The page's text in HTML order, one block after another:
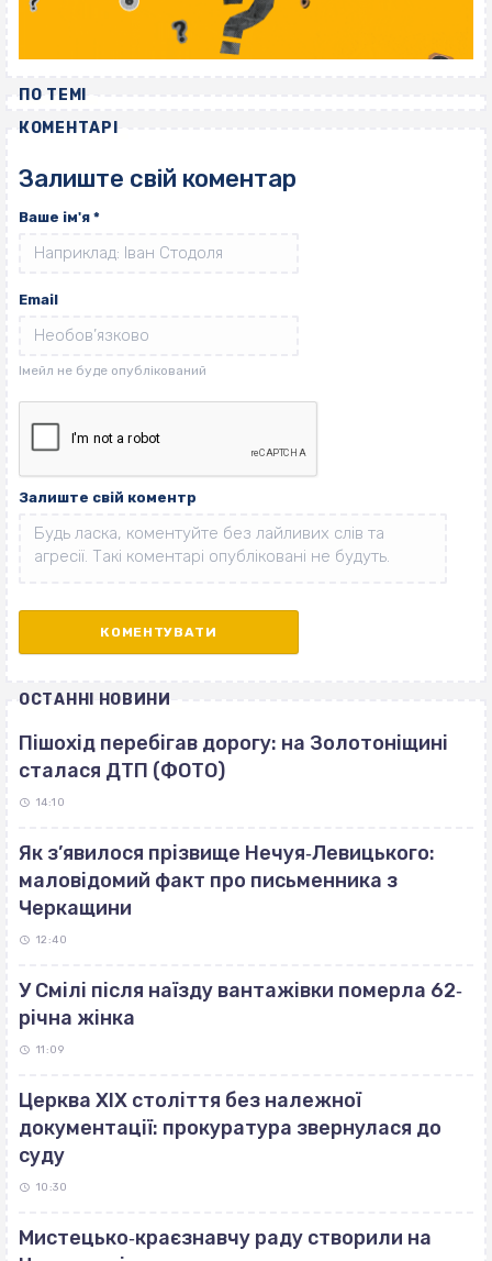
ПО ТЕМІ
КОМЕНТАРІ
Залиште свій коментар
Ваше ім'я *
Email
Залиште свій коментр
ОСТАННІ НОВИНИ
Пішохід перебігав дорогу: на Золотоніщині
сталася ДТП (ФОТО)
14:10
Як з’явилося прізвище Нечуя‐Левицького:
маловідомий факт про письменника з
Черкащини
12:40
У Смілі після наїзду вантажівки померла 62‐
річна жінка
11:09
Церква ХІХ століття без належної
документації: прокуратура звернулася до
суду
10:30
Мистецько‐краєзнавчу раду створили на